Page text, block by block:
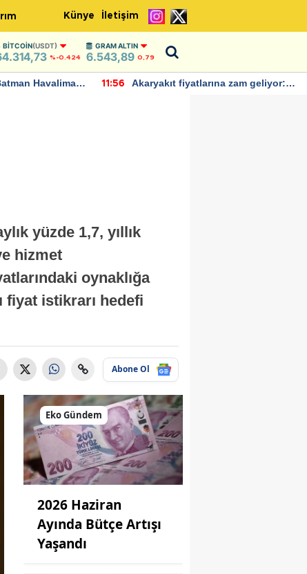
Künye İletişim
BITCOIN(USDT)
%-0.424
GRAM ALTIN
6.543,89 0,79
Havalimanı
11:56
Akaryakıt fiyatlarına zam geliyor:
yüzde 1,7, yıllık
hizmet
oynaklığa
fiyat istikrarı hedefi
Abone Ol
Eko Gündem
2026 Haziran
Ayında Bütçe Artışı
Yaşandı